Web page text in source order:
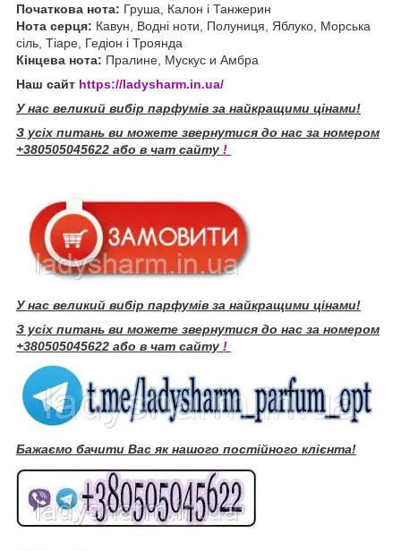
Початкова нота: Груша, Калон і Танжерин
Нота серця: Кавун, Водні ноти, Полуниця, Яблуко, Морська
сіль, Тіаре, Гедіон і Троянда
Кінцева нота: Пралине, Мускус и Амбра
Наш сайт https://ladysharm.in.ua/
У нас великий вибір парфумів за найкращими цінами!
З усіх питань ви можете звернутися до нас за номером
+380505045622 або в чат сайту !
У нас великий вибір парфумів за найкращими цінами!
З усіх питань ви можете звернутися до нас за номером
+380505045622 або в чат сайту !
Бажаємо бачити Вас як нашого постійного клієнта!